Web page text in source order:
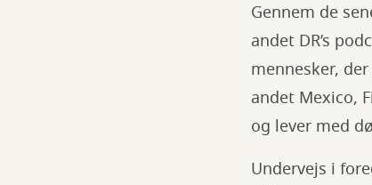
Gennem de
andet DR’s
mennesker,
andet Mexico,
og lever med
Undervejs i